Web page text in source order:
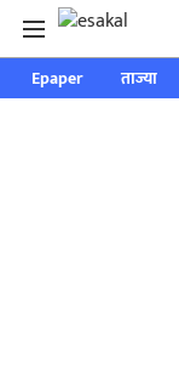
Epaper ताज्या